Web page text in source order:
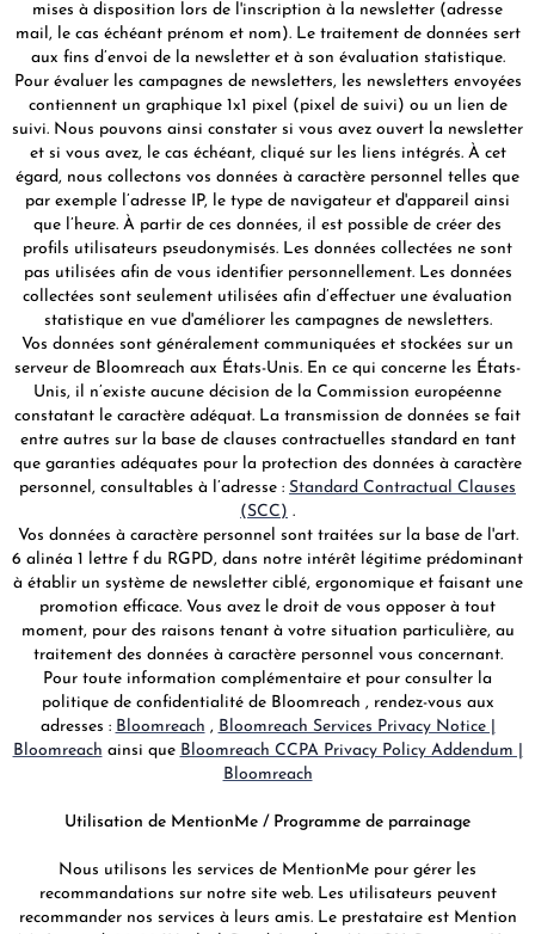
mises à disposition lors de l'inscription à la newsletter (adresse
mail, le cas échéant prénom et nom). Le traitement de données sert
aux fins d’envoi de la newsletter et à son évaluation statistique.
Pour évaluer les campagnes de newsletters, les newsletters envoyées
contiennent un graphique 1x1 pixel (pixel de suivi) ou un lien de
suivi. Nous pouvons ainsi constater si vous avez ouvert la newsletter
et si vous avez, le cas échéant, cliqué sur les liens intégrés. À cet
égard, nous collectons vos données à caractère personnel telles que
par exemple l’adresse IP, le type de navigateur et d'appareil ainsi
que l’heure. À partir de ces données, il est possible de créer des
profils utilisateurs pseudonymisés. Les données collectées ne sont
pas utilisées afin de vous identifier personnellement. Les données
collectées sont seulement utilisées afin d’effectuer une évaluation
statistique en vue d'améliorer les campagnes de newsletters.
Vos données sont généralement communiquées et stockées sur un
serveur de Bloomreach aux États-Unis. En ce qui concerne les États-
Unis, il n’existe aucune décision de la Commission européenne
constatant le caractère adéquat. La transmission de données se fait
entre autres sur la base de clauses contractuelles standard en tant
que garanties adéquates pour la protection des données à caractère
personnel, consultables à l’adresse : Standard Contractual Clauses
(SCC) .
Vos données à caractère personnel sont traitées sur la base de l'art.
6 alinéa 1 lettre f du RGPD, dans notre intérêt légitime prédominant
à établir un système de newsletter ciblé, ergonomique et faisant une
promotion efficace. Vous avez le droit de vous opposer à tout
moment, pour des raisons tenant à votre situation particulière, au
traitement des données à caractère personnel vous concernant.
Pour toute information complémentaire et pour consulter la
politique de confidentialité de Bloomreach , rendez-vous aux
adresses : Bloomreach , Bloomreach Services Privacy Notice |
Bloomreach ainsi que Bloomreach CCPA Privacy Policy Addendum |
Bloomreach
Utilisation de MentionMe / Programme de parrainage
Nous utilisons les services de MentionMe pour gérer les
recommandations sur notre site web. Les utilisateurs peuvent
recommander nos services à leurs amis. Le prestataire est Mention